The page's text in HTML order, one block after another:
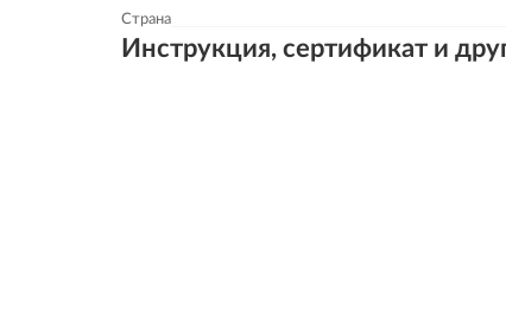
Страна
Инструкция, сертификат и